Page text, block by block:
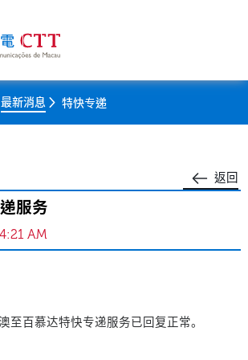
最新消息 特快专递
返回
服务
4:21 AM
至百慕达特快专递服务已回复正常。